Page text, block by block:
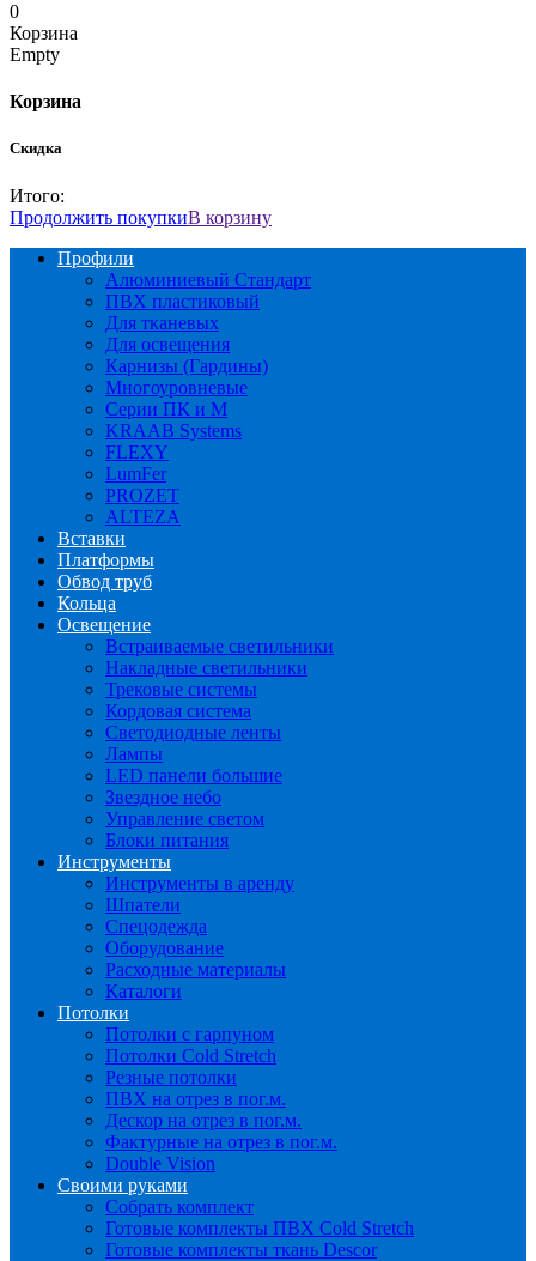
0
Корзина
Empty
Корзина
Скидка
Итого:
Продолжить покупкиВ корзину
Профили
Алюминиевый Стандарт
ПВХ пластиковый
Для тканевых
Для освещения
Карнизы (Гардины)
Многоуровневые
Серии ПК и М
KRAAB Systems
FLEXY
LumFer
PROZET
ALTEZA
Вставки
Платформы
Обвод труб
Кольца
Освещение
Встраиваемые светильники
Накладные светильники
Трековые системы
Кордовая система
Светодиодные ленты
Лампы
LED панели большие
Звездное небо
Управление светом
Блоки питания
Инструменты
Инструменты в аренду
Шпатели
Спецодежда
Оборудование
Расходные материалы
Каталоги
Потолки
Потолки с гарпуном
Потолки Cold Stretch
Резные потолки
ПВХ на отрез в пог.м.
Дескор на отрез в пог.м.
Фактурные на отрез в пог.м.
Double Vision
Своими руками
Собрать комплект
Готовые комплекты ПВХ Cold Stretch
Готовые комплекты ткань Descor